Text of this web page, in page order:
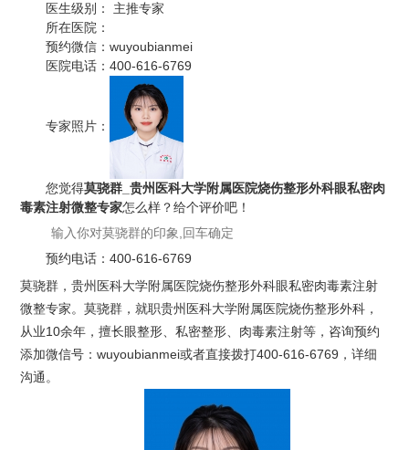
医生级别：
主推专家
所在医院：
预约微信：wuyoubianmei
医院电话：400-616-6769
专家照片：
您觉得莫骁群_贵州医科大学附属医院烧伤整形外科眼私密肉
毒素注射微整专家怎么样？给个评价吧！
预约电话：400-616-6769
莫骁群，贵州医科大学附属医院烧伤整形外科眼私密肉毒素注射
微整专家。莫骁群，就职贵州医科大学附属医院烧伤整形外科，
从业10余年，擅长眼整形、私密整形、肉毒素注射等，咨询预约
添加微信号：wuyoubianmei或者直接拨打400-616-6769，详细
沟通。